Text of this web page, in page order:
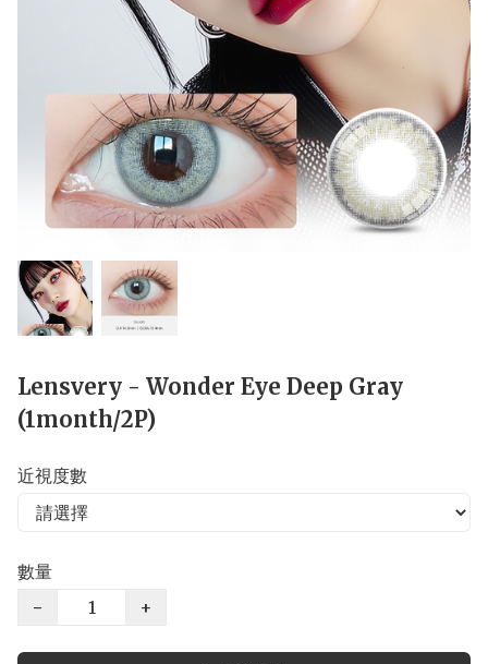
Lensvery - Wonder Eye Deep Gray
(1month/2P)
近視度數
數量
−
+